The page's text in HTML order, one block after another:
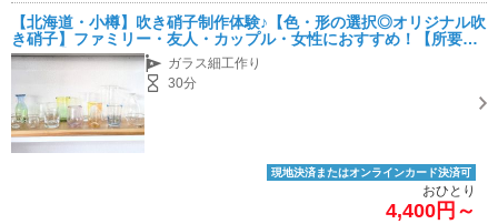
【北海道・小樽】吹き硝子制作体験♪【色・形の選択◎オリジナル吹
き硝子】ファミリー・友人・カップル・女性におすすめ！【所要時
間30分】
ガラス細工作り
30分
現地決済またはオンラインカード決済可
おひとり
4,400円～